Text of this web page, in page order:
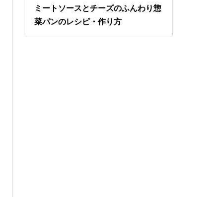
ミートソースとチーズのふんわり惣
菜パンのレシピ・作り方